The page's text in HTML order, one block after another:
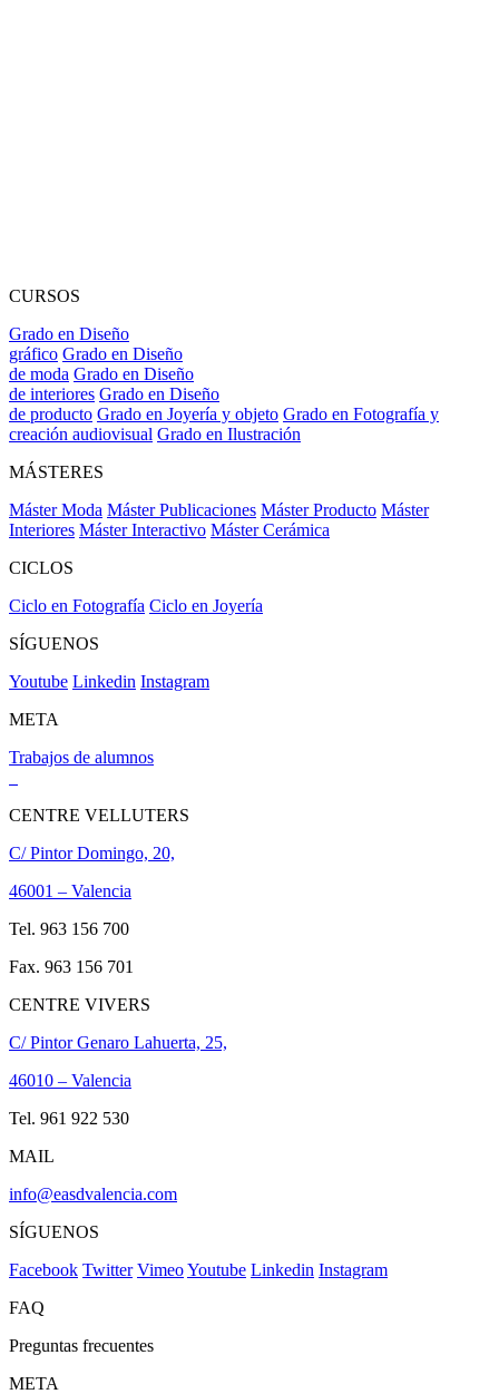
CURSOS
Grado en Diseño
gráfico Grado en Diseño
de moda Grado en Diseño
de interiores Grado en Diseño
de producto Grado en Joyería y objeto Grado en Fotografía y
creación audiovisual Grado en Ilustración
MÁSTERES
Máster Moda Máster Publicaciones Máster Producto Máster
Interiores Máster Interactivo Máster Cerámica
CICLOS
Ciclo en Fotografía Ciclo en Joyería
SÍGUENOS
Youtube Linkedin Instagram
META
Trabajos de alumnos
CENTRE VELLUTERS
C/ Pintor Domingo, 20,
46001 – Valencia
Tel. 963 156 700
Fax. 963 156 701
CENTRE VIVERS
C/ Pintor Genaro Lahuerta, 25,
46010 – Valencia
Tel. 961 922 530
MAIL
info@easdvalencia.com
SÍGUENOS
Facebook Twitter VimeoYoutube Linkedin Instagram
FAQ
Preguntas frecuentes
META